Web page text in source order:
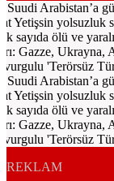
Arabistan’a
yolsuzluk
ölü ve yaralı
Gazze, Ukrayna,
'Terörsüz
Arabistan’a
yolsuzluk
ölü ve yaralı
Gazze, Ukrayna,
'Terörsüz
REKLAM